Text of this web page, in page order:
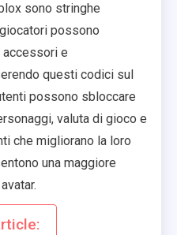
sono stringhe
possono
accessori e
questi codici sul
possono sbloccare
valuta di gioco e
che migliorano la loro
una maggiore